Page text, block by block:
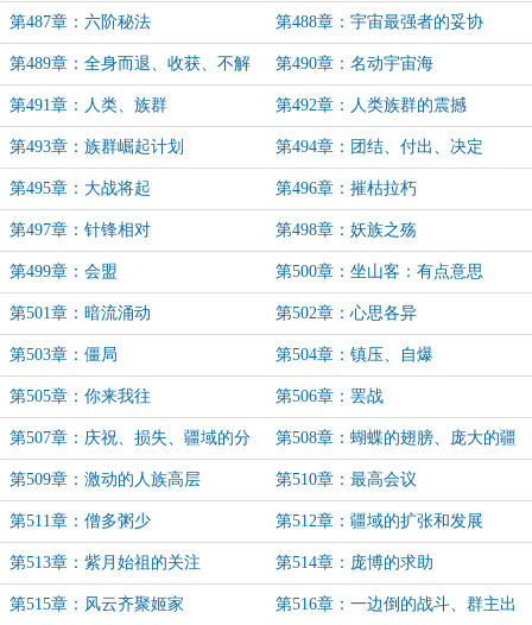
第487章：六阶秘法 第488章：宇宙最强者的妥协
第489章：全身而退、收获、不解 第490章：名动宇宙海
第491章：人类、族群 第492章：人类族群的震撼
第493章：族群崛起计划 第494章：团结、付出、决定
第495章：大战将起 第496章：摧枯拉朽
第497章：针锋相对 第498章：妖族之殇
第499章：会盟 第500章：坐山客：有点意思
第501章：暗流涌动 第502章：心思各异
第503章：僵局 第504章：镇压、自爆
第505章：你来我往 第506章：罢战
第507章：庆祝、损失、疆域的分
配
第508章：蝴蝶的翅膀、庞大的疆
域
第509章：激动的人族高层 第510章：最高会议
第511章：僧多粥少 第512章：疆域的扩张和发展
第513章：紫月始祖的关注 第514章：庞博的求助
第515章：风云齐聚姬家 第516章：一边倒的战斗、群主出